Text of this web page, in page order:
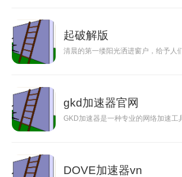
起破解版
清晨的第一缕阳光洒进窗户，给予人
gkd加速器官网
GKD加速器是一种专业的网络加速
DOVE加速器vn